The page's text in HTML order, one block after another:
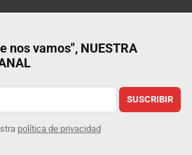
nos vamos", NUESTRA
SUSCRIBIR
política de privacidad